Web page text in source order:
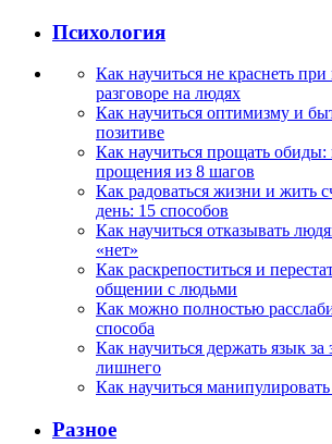
Психология
Как научиться не краснеть
разговоре на людях
Как научиться оптимизму и
позитиве
Как научиться прощать обиды:
прощения из 8 шагов
Как радоваться жизни и жить
день: 15 способов
Как научиться отказывать
«нет»
Как раскрепоститься и
общении с людьми
Как можно полностью
способа
Как научиться держать язык за
лишнего
Как научиться
Разное